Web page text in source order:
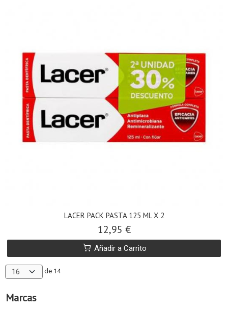
Marcas
LACER PACK PASTA 125 ML X 2
12,95 €
Añadir a Carrito
de 14